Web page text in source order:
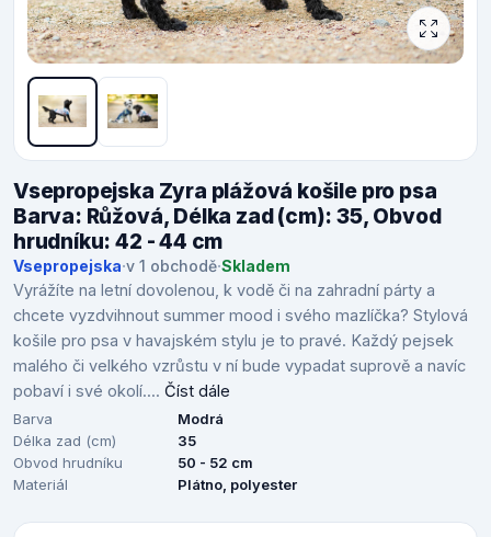
Vsepropejska Zyra plážová košile pro psa
Barva: Růžová, Délka zad (cm): 35, Obvod
hrudníku: 42 - 44 cm
Vsepropejska·v 1 obchodě·Skladem
Vyrážíte na letní dovolenou, k vodě či na zahradní párty a
chcete vyzdvihnout summer mood i svého mazlíčka? Stylová
košile pro psa v havajském stylu je to pravé. Každý pejsek
malého či velkého vzrůstu v ní bude vypadat suprově a navíc
pobaví i své okolí.... Číst dále
Barva
Modrá
Délka zad (cm)
35
Obvod hrudníku
50 - 52 cm
Materiál
Plátno, polyester